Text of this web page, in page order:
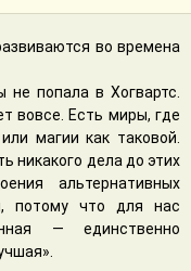
во времена
не попала в Хогвартс.
вовсе. Есть миры, где
магии как таковой.
никакого дела до этих
альтернативных
потому что для нас
— единственно